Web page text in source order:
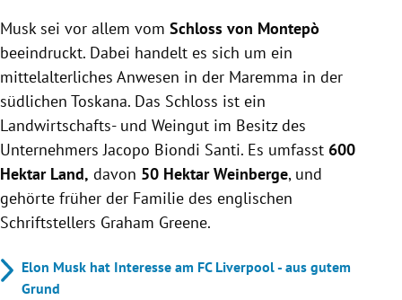
Musk sei vor allem vom Schloss von Montepò
beeindruckt. Dabei handelt es sich um ein
mittelalterliches Anwesen in der Maremma in der
südlichen Toskana. Das Schloss ist ein
Landwirtschafts- und Weingut im Besitz des
Unternehmers Jacopo Biondi Santi. Es umfasst 600
Hektar Land, davon 50 Hektar Weinberge, und
gehörte früher der Familie des englischen
Schriftstellers Graham Greene.
Elon Musk hat Interesse am FC Liverpool - aus gutem
Grund